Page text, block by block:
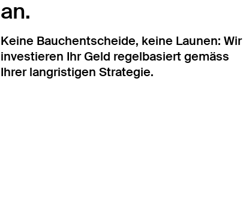
an.
Keine Bauchentscheide, keine Launen: Wir
investieren Ihr Geld regelbasiert gemäss
Ihrer langristigen Strategie.